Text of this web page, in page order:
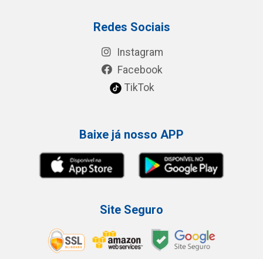
Redes Sociais
Instagram
Facebook
TikTok
Baixe já nosso APP
Site Seguro